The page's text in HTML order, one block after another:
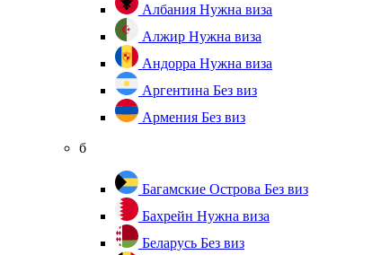
Албания Нужна виза
Алжир Нужна виза
Андорра Нужна виза
Аргентина Без виз
Армения Без виз
б
Багамские Острова Без виз
Бахрейн Нужна виза
Беларусь Без виз